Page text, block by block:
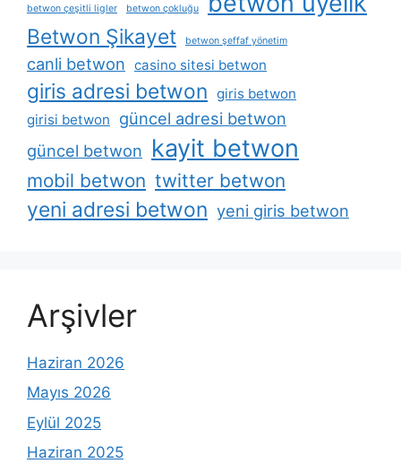
betwon çeşitli ligler betwon çokluğu
Betwon Şikayet betwon şeffaf yönetim
canli betwon casino sitesi betwon
giris adresi betwon giris betwon
girisi betwon
güncel adresi betwon
güncel betwon kayit betwon
mobil betwon twitter betwon
yeni adresi betwon yeni giris betwon
Arşivler
Haziran 2026
Mayıs 2026
Eylül 2025
Haziran 2025